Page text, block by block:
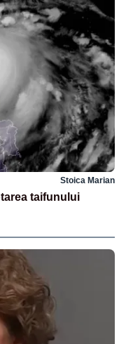
Stoica Marian
taifunului